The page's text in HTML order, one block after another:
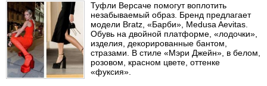
Туфли Версаче помогут воплотить
незабываемый образ. Бренд предлагает
модели Bratz, «Барби», Medusa Aevitas.
Обувь на двойной платформе, «лодочки»,
изделия, декорированные бантом,
стразами. В стиле «Мэри Джейн», в белом,
розовом, красном цвете, оттенке
«фуксия».